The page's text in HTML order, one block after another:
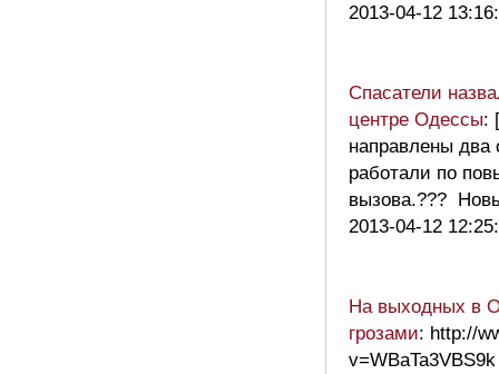
2013-04-12
Спасатели
центре Одессы:
направлены два
работали по
вызова.???
2013-04-12
На выходных в
грозами: http://
v=WBaTa3VBS9k